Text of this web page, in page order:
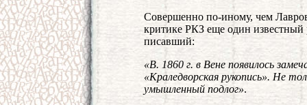
Совершенно по-иному, чем
критике РКЗ еще один
писавший:
«В. 1860 г. в Вене появилось
«Краледворская рукопись». Не
умышленный подлог».